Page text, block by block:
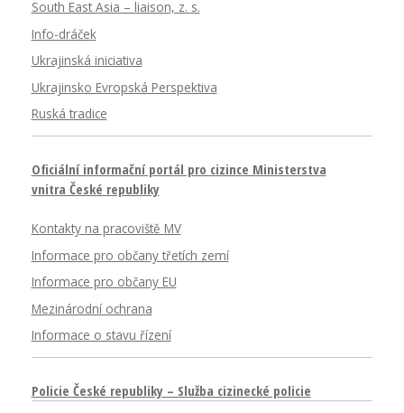
South East Asia – liaison, z. s.
Info-dráček
Ukrajinská iniciativa
Ukrajinsko Evropská Perspektiva
Ruská tradice
Oficiální informační portál pro cizince Ministerstva
vnitra České republiky
Kontakty na pracoviště MV
Informace pro občany třetích zemí
Informace pro občany EU
Mezinárodní ochrana
Informace o stavu řízení
Policie České republiky – Služba cizinecké policie